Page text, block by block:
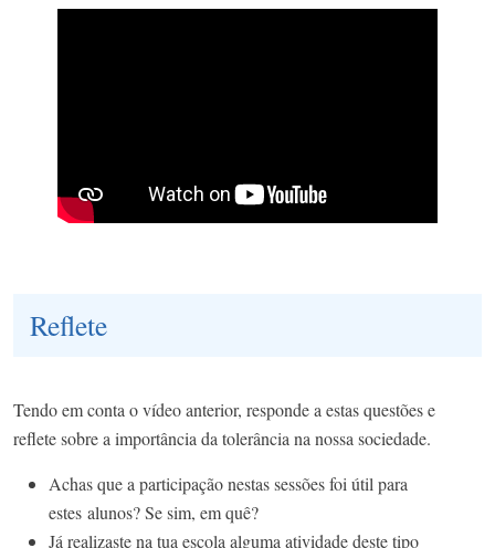
Reflete
Tendo em conta o vídeo anterior, responde a estas questões e
reflete sobre a importância da tolerância na nossa sociedade.
Achas que a participação nestas sessões foi útil para
estes alunos? Se sim, em quê?
Já realizaste na tua escola alguma atividade deste tipo